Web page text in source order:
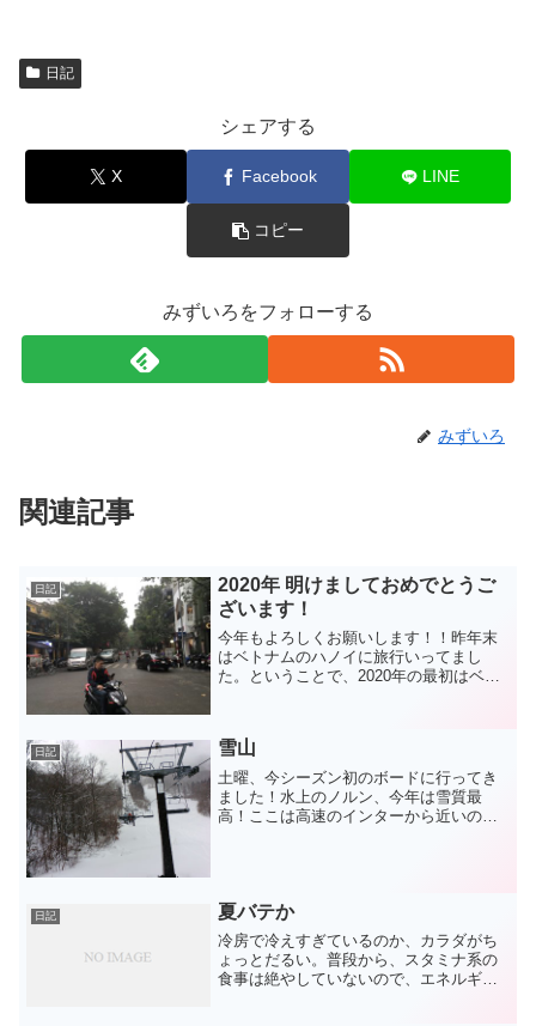
日記
シェアする
X Facebook LINE
コピー
みずいろをフォローする
みずいろ
関連記事
日記
2020年 明けましておめでとうご
ざいます！
今年もよろしくお願いします！！昨年末
はベトナムのハノイに旅行いってまし
た。ということで、2020年の最初はベト
走っている国なので、バイク乗りの視点
でいろいろ見てまわるの...
日記 雪山
土曜、今シーズン初のボードに行ってき
ました！水上のノルン、今年は雪質最
高！ここは高速のインターから近いので
日記 夏バテか
冷房で冷えすぎているのか、カラダがち
ょっとだるい。普段から、スタミナ系の
食事は絶やしていないので、エネルギー